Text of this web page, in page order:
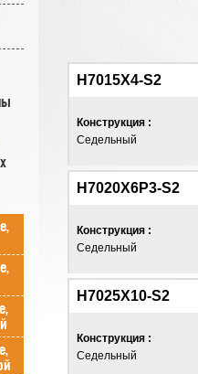
H7015X4-S2
Конструкция :
Седельный
H7020X6P3-S2
Конструкция :
Седельный
H7025X10-S2
Конструкция :
Седельный